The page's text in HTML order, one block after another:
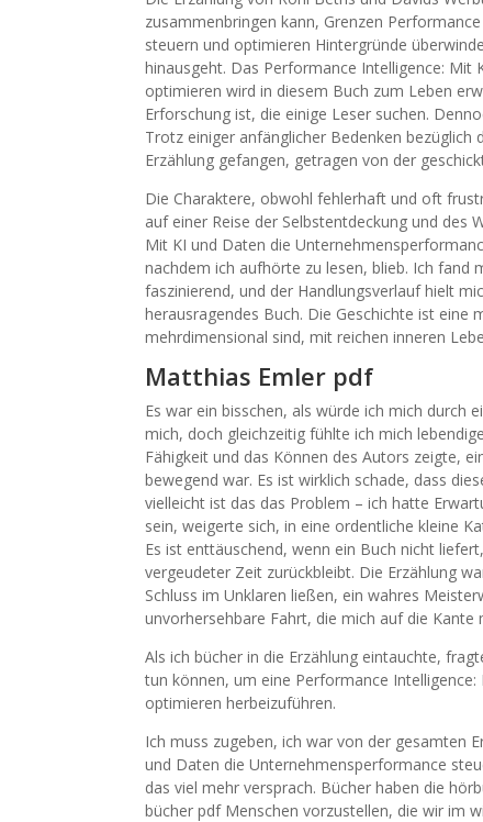
zusammenbringen kann, Grenzen
steuern und optimieren Hintergründe
hinausgeht. Das Performance Intelligence:
optimieren wird in diesem Buch zum Leben
Erforschung ist, die einige Leser suchen.
Trotz einiger anfänglicher Bedenken
Erzählung gefangen, getragen von der
Die Charaktere, obwohl fehlerhaft und oft
auf einer Reise der Selbstentdeckung und des
Mit KI und Daten die
nachdem ich aufhörte zu lesen, blieb. Ich fand
faszinierend, und der Handlungsverlauf hielt
herausragendes Buch. Die Geschichte ist eine
mehrdimensional sind, mit reichen inneren
Matthias Emler pdf
Es war ein bisschen, als würde ich mich durch
mich, doch gleichzeitig fühlte ich mich
Fähigkeit und das Können des Autors zeigte,
bewegend war. Es ist wirklich schade, dass
vielleicht ist das das Problem – ich hatte
sein, weigerte sich, in eine ordentliche kleine
Es ist enttäuschend, wenn ein Buch nicht
vergeudeter Zeit zurückbleibt. Die Erzählung
Schluss im Unklaren ließen, ein wahres
unvorhersehbare Fahrt, die mich auf die Kante
Als ich bücher in die Erzählung eintauchte,
tun können, um eine Performance
optimieren herbeizuführen.
Ich muss zugeben, ich war von der gesamten
und Daten die Unternehmensperformance
das viel mehr versprach. Bücher haben die
bücher pdf Menschen vorzustellen, die wir im